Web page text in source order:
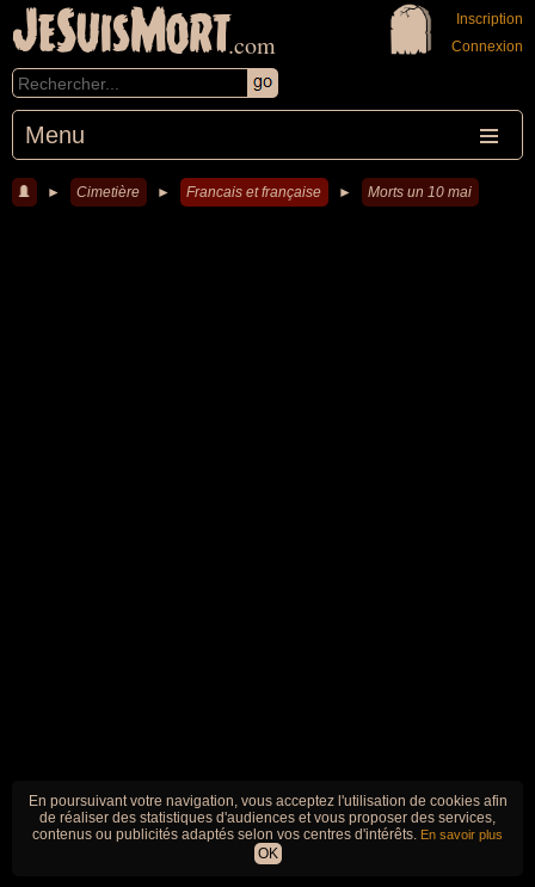
JeSuisMort.com
Menu
Inscription
Connexion
► Cimetière ► Francais et française ► Morts un 10 mai
En poursuivant votre navigation, vous acceptez l'utilisation de cookies afin
de réaliser des statistiques d'audiences et vous proposer des services,
contenus ou publicités adaptés selon vos centres d'intérêts. En savoir plus
OK